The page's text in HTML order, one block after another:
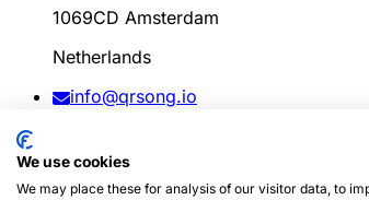
1069CD Amsterdam
Netherlands
info@qrsong.io
VAT: 8689.27.764.B.01
We use cookies
We may place these for analysis of our visitor data, to